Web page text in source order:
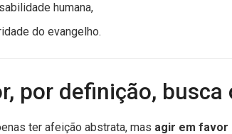
humana,
do evangelho.
por definição,
ter afeição abstrata, mas agir em favor